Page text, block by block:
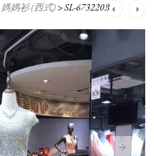
媽媽衫 (西式)>SL-673220B
Post
navigation